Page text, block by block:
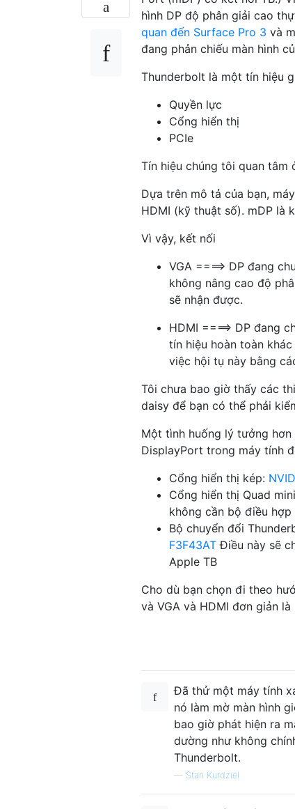
hình DP độ phân giải cao
quan đến Surface Pro 3 và
đang phản chiếu màn hình
Thunderbolt là một tín hiệu
Quyền lực
Cổng hiển thị
PCIe
Tín hiệu chúng tôi quan tâm
Dựa trên mô tả của bạn,
HDMI (kỹ thuật số). mDP là
Vì vậy, kết nối
VGA ====> DP đang
không nâng cao độ
sẽ nhận được.
HDMI ====> DP đang
tín hiệu hoàn toàn
việc hội tụ này bằng
Tôi chưa bao giờ thấy các
daisy để bạn có thể phải
Một tình huống lý tưởng
DisplayPort trong máy tính
Cổng hiển thị kép:
Cổng hiển thị Quad
không cần bộ điều hợp
Bộ chuyển đổi
F3F43AT Điều này sẽ
Apple TB
Cho dù bạn chọn đi theo
và VGA và HDMI đơn giản
Đã thử một máy tính
nó làm mờ màn hình
bao giờ phát hiện ra
dường như không
Thunderbolt.
— Stan Kurdziel